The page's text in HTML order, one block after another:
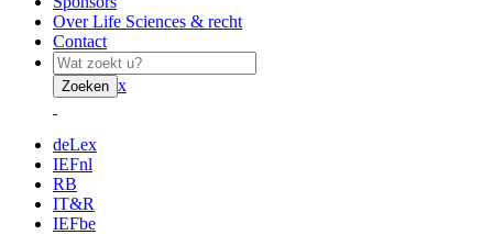
Over Life Sciences & recht
Contact
Zoeken x
deLex
IEFnl
RB
IT&R
IEFbe